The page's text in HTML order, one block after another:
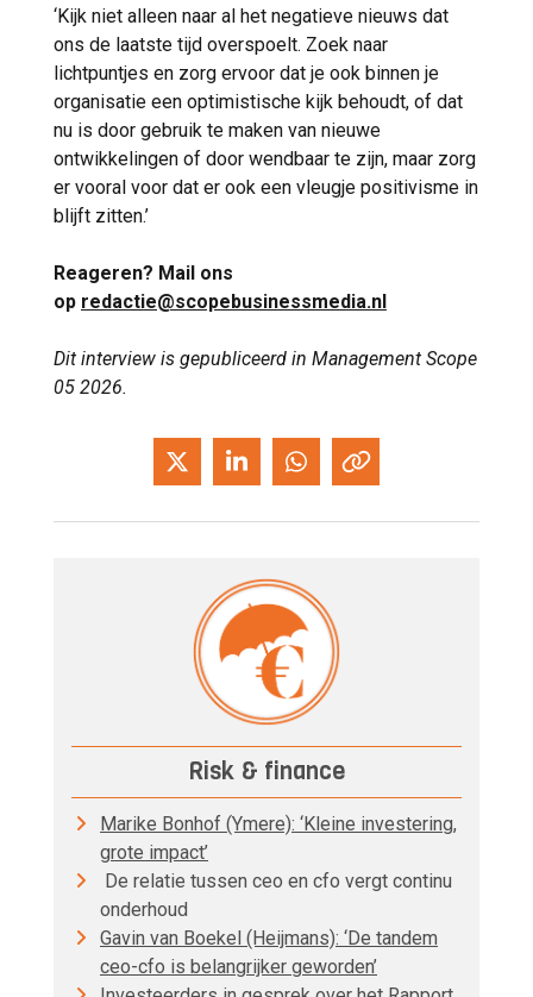
‘Kijk niet alleen naar al het negatieve nieuws dat
ons de laatste tijd overspoelt. Zoek naar
lichtpuntjes en zorg ervoor dat je ook binnen je
organisatie een optimistische kijk behoudt, of dat
nu is door gebruik te maken van nieuwe
ontwikkelingen of door wendbaar te zijn, maar zorg
er vooral voor dat er ook een vleugje positivisme in
blijft zitten.’
Reageren? Mail ons
op redactie@scopebusinessmedia.nl
Dit interview is gepubliceerd in Management Scope
05 2026.
Risk & finance
Marike Bonhof (Ymere): ‘Kleine investering,
grote impact’
De relatie tussen ceo en cfo vergt continu
onderhoud
Gavin van Boekel (Heijmans): ‘De tandem
ceo-cfo is belangrijker geworden’